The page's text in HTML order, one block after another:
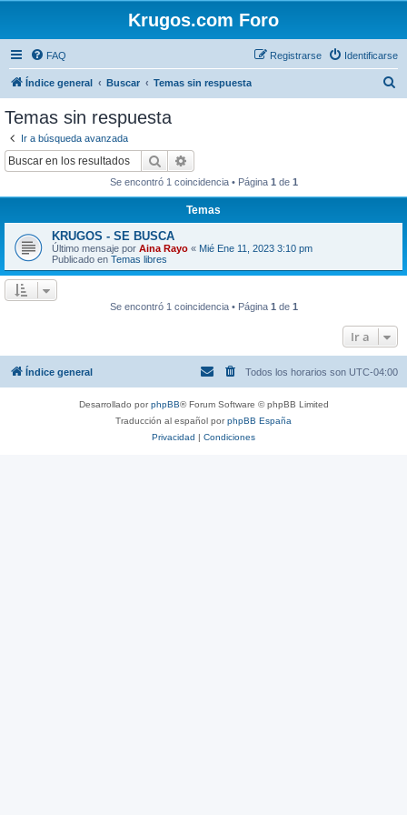
Krugos.com Foro
FAQ Identificarse
Registrarse
Índice general Buscar Temas sin respuesta
Temas sin respuesta
Ir a búsqueda avanzada
Buscar
Se encontró 1 coincidencia • Página 1 de 1
Temas
KRUGOS - SE BUSCA
Último mensaje por Aina Rayo « Mié Ene 11, 2023 3:10 pm
Publicado en Temas libres
Se encontró 1 coincidencia • Página 1 de 1
Ir a
Índice general Todos los horarios son UTC-04:00
Desarrollado porphpBB® Forum Software © phpBB Limited
Traducción al español porphpBB España
Privacidad | Condiciones